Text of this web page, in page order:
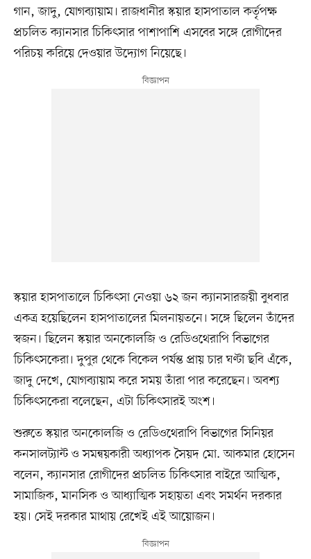
গান, জাদু, যোগব্যায়াম। রাজধানীর স্কয়ার হাসপাতাল কর্তৃপক্ষ
প্রচলিত ক্যানসার চিকিৎসার পাশাপাশি এসবের সঙ্গে রোগীদের
পরিচয় করিয়ে দেওয়ার উদ্যোগ নিয়েছে।
স্কয়ার হাসপাতালে চিকিৎসা নেওয়া ৬২ জন ক্যানসারজয়ী বুধবার
একত্র হয়েছিলেন হাসপাতালের মিলনায়তনে। সঙ্গে ছিলেন তাঁদের
স্বজন। ছিলেন স্কয়ার অনকোলজি ও রেডিওথেরাপি বিভাগের
চিকিৎসকেরা। দুপুর থেকে বিকেল পর্যন্ত প্রায় চার ঘণ্টা ছবি এঁকে,
জাদু দেখে, যোগব্যায়াম করে সময় তাঁরা পার করেছেন। অবশ্য
চিকিৎসকেরা বলেছেন, এটা চিকিৎসারই অংশ।
শুরুতে স্কয়ার অনকোলজি ও রেডিওথেরাপি বিভাগের সিনিয়র
কনসালট্যান্ট ও সমন্বয়কারী অধ্যাপক সৈয়দ মো. আকমার হোসেন
বলেন, ক্যানসার রোগীদের প্রচলিত চিকিৎসার বাইরে আত্মিক,
সামাজিক, মানসিক ও আধ্যাত্মিক সহায়তা এবং সমর্থন দরকার
হয়। সেই দরকার মাথায় রেখেই এই আয়োজন।